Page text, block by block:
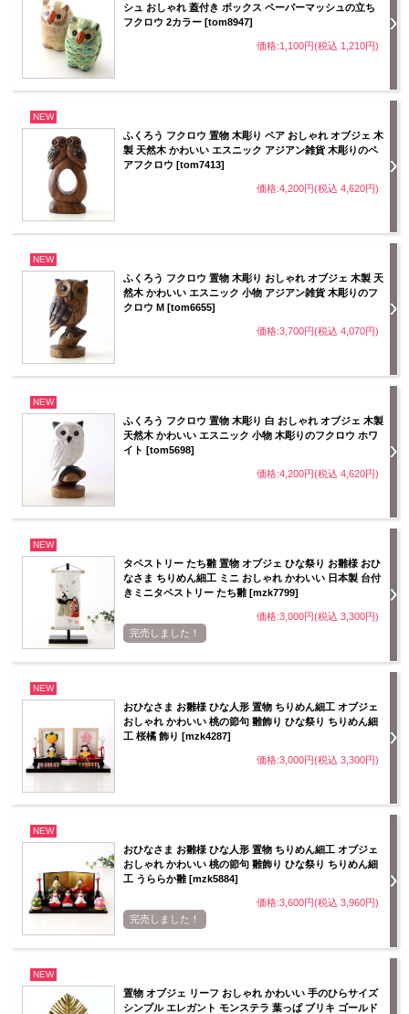
シュ おしゃれ 蓋付き ボックス ペーパーマッシュの立ち
フクロウ 2カラー [tom8947]
価格:1,100円(税込 1,210円)
NEW
ふくろう フクロウ 置物 木彫り ペア おしゃれ オブジェ 木
製 天然木 かわいい エスニック アジアン雑貨 木彫りのペ
アフクロウ [tom7413]
価格:4,200円(税込 4,620円)
NEW
ふくろう フクロウ 置物 木彫り おしゃれ オブジェ 木製 天
然木 かわいい エスニック 小物 アジアン雑貨 木彫りのフ
クロウ M [tom6655]
価格:3,700円(税込 4,070円)
NEW
ふくろう フクロウ 置物 木彫り 白 おしゃれ オブジェ 木製
天然木 かわいい エスニック 小物 木彫りのフクロウ ホワ
イト [tom5698]
価格:4,200円(税込 4,620円)
NEW
タペストリー たち雛 置物 オブジェ ひな祭り お雛様 おひ
なさま ちりめん細工 ミニ おしゃれ かわいい 日本製 台付
きミニタペストリー たち雛 [mzk7799]
価格:3,000円(税込 3,300円)
完売しました！
NEW
おひなさま お雛様 ひな人形 置物 ちりめん細工 オブジェ
おしゃれ かわいい 桃の節句 雛飾り ひな祭り ちりめん細
工 桜橘 飾り [mzk4287]
価格:3,000円(税込 3,300円)
NEW
おひなさま お雛様 ひな人形 置物 ちりめん細工 オブジェ
おしゃれ かわいい 桃の節句 雛飾り ひな祭り ちりめん細
工 うららか雛 [mzk5884]
価格:3,600円(税込 3,960円)
完売しました！
NEW
置物 オブジェ リーフ おしゃれ かわいい 手のひらサイズ
シンプル エレガント モンステラ 葉っぱ ブリキ ゴールド